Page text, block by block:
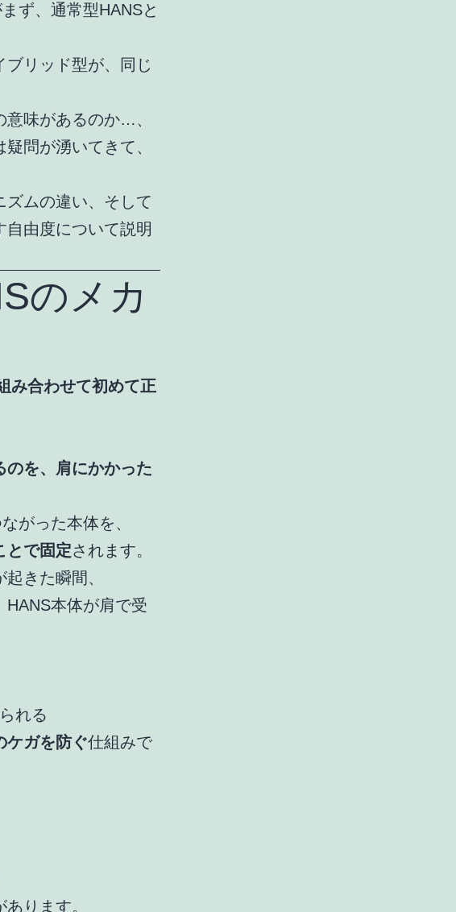
ず、通常型HANSと
リッド型が、同じ
味があるのか…、
問が湧いてきて、
ズムの違い、そして
由度について説明
のメカ
み合わせて初めて正
のを、肩にかかった
がった本体を、
とで固定されます。
きた瞬間、
本体が肩で受
れる
ケガを防ぐ仕組みで
ります。